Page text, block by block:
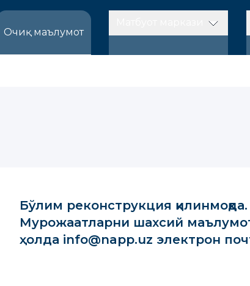
Очиқ маълумот
Бўлим реконструкция қилинмоқда.
Мурожаатларни шахсий
ҳолда info@napp.uz электрон